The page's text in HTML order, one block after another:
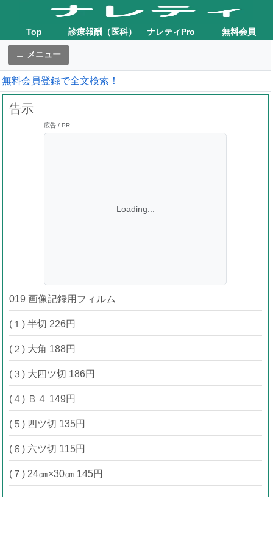
Top 診療報酬（医科） ナレティPro 無料会員
メニュー
無料会員登録で全文検索！
告示
広告 / PR
Loading...
019 画像記録用フィルム
(１) 半切 226円
(２) 大角 188円
(３) 大四ツ切 186円
(４) Ｂ４ 149円
(５) 四ツ切 135円
(６) 六ツ切 115円
(７) 24㎝×30㎝ 145円